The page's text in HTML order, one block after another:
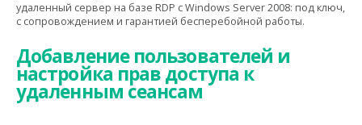
удаленный сервер на базе RDP с Windows Server 2008: под ключ,
с сопровождением и гарантией бесперебойной работы.
Добавление пользователей и
настройка прав доступа к
удаленным сеансам